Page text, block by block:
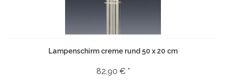
Lampenschirm creme rund 50 x 20 cm
82,90 € *